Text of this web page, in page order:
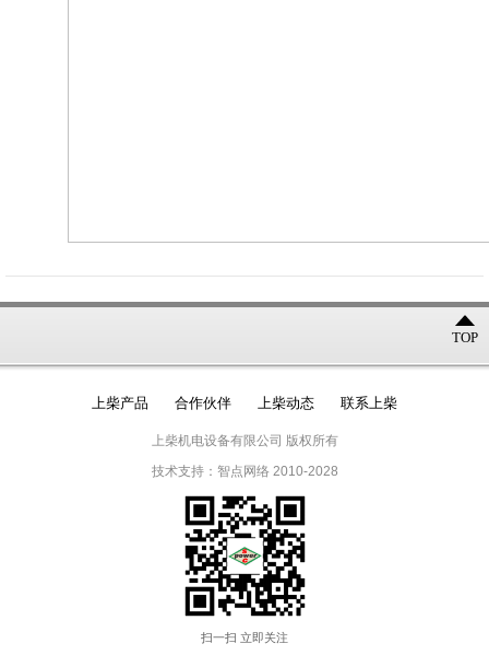
TOP
上柴产品 合作伙伴 上柴动态 联系上柴
上柴机电设备有限公司 版权所有
技术支持：智点网络 2010-2028
扫一扫 立即关注